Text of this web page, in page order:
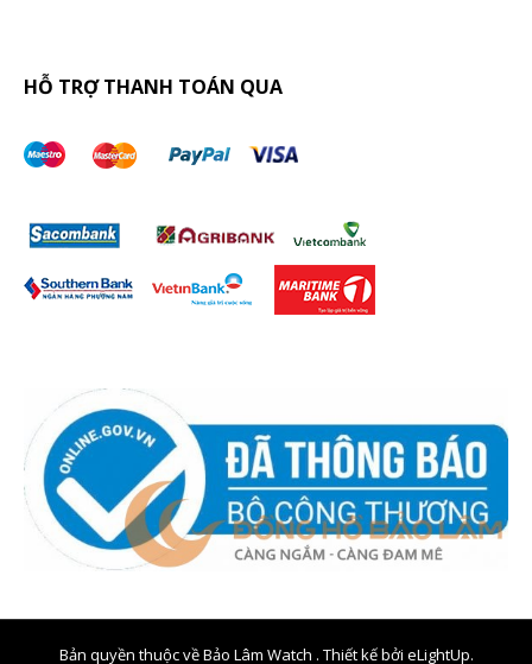
HỖ TRỢ THANH TOÁN QUA
Bản quyền thuộc về Bảo Lâm Watch . Thiết kế bởi eLightUp.